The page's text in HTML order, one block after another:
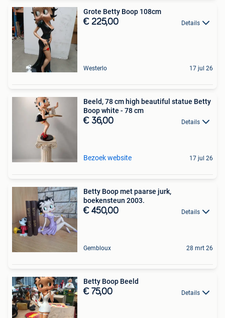
Grote Betty Boop 108cm
€ 225,00 Details
Westerlo 17 jul 26
Beeld, 78 cm high beautiful statue Betty
Boop white - 78 cm
€ 36,00 Details
Bezoek website 17 jul 26
Betty Boop met paarse jurk,
boekensteun 2003.
€ 450,00 Details
Gembloux 28 mrt 26
Betty Boop Beeld
€ 75,00 Details